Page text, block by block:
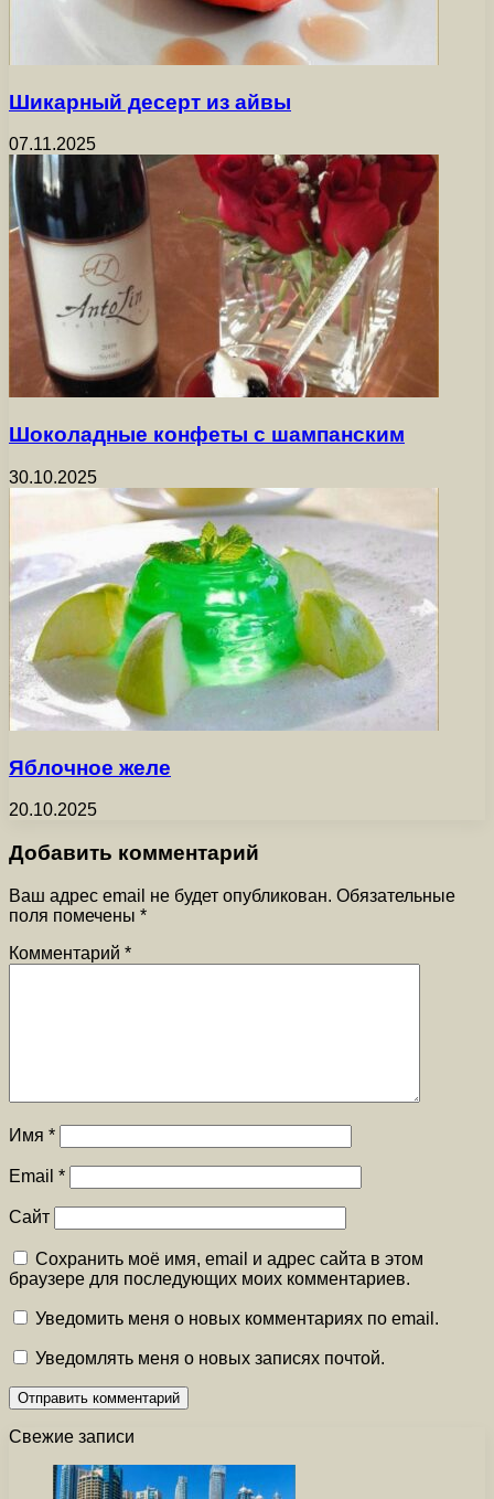
Шикарный десерт из айвы
07.11.2025
Шоколадные конфеты с шампанским
30.10.2025
Яблочное желе
20.10.2025
Добавить комментарий
Ваш адрес email не будет опубликован. Обязательные
поля помечены *
Комментарий *
Имя *
Email *
Сайт
Сохранить моё имя, email и адрес сайта в этом
браузере для последующих моих комментариев.
Уведомить меня о новых комментариях по email.
Уведомлять меня о новых записях почтой.
Свежие записи